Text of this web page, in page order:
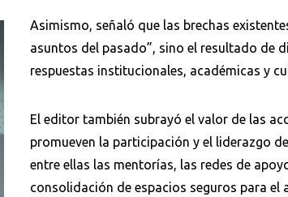
Asimismo, señaló que las brechas
asuntos del pasado”, sino el resultado de
respuestas institucionales, académicas y
El editor también subrayó el valor de las
promueven la participación y el liderazgo
entre ellas las mentorías, las redes de
consolidación de espacios seguros para el
Buscar en: *